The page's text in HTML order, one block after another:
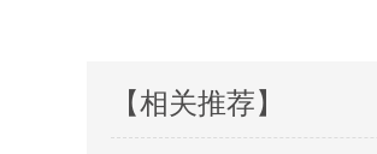
【相关推荐】